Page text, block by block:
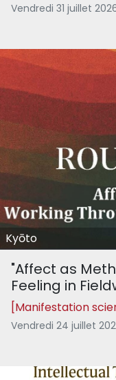
Vendredi 31 juillet
Kyōto
"Affect as
Feeling in
[Manifestation
Vendredi 24 juillet